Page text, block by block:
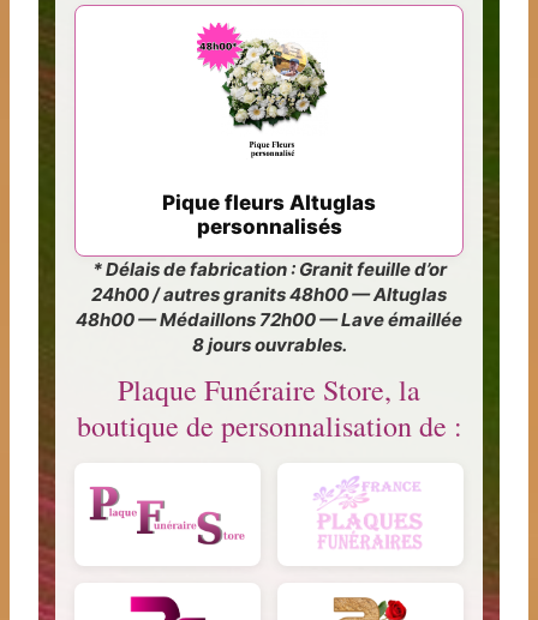
Pique fleurs Altuglas
personnalisés
* Délais de fabrication : Granit feuille d’or
24h00 / autres granits 48h00 — Altuglas
48h00 — Médaillons 72h00 — Lave émaillée
8 jours ouvrables.
Plaque Funéraire Store, la
boutique de personnalisation de :